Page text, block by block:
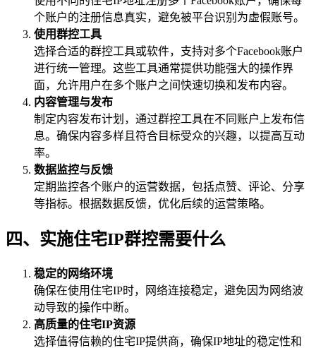
个账户的注册信息真实，避免被平台识别为虚假账号。
使用群控工具
选择合适的群控工具或软件，支持对多个Facebook账户
进行统一管理。这些工具通常提供功能强大的操作界
面，允许用户在多个账户之间快速切换和发布内容。
内容管理与发布
制定内容发布计划，通过群控工具在不同账户上发布信
息。确保内容多样且符合目标受众的兴趣，以提高互动
率。
数据监控与反馈
定期监控各个账户的运营数据，包括点赞、评论、分享
等指标。根据数据反馈，优化后续的运营策略。
四、实施住宅IP群控需要什么
稳定的网络环境
确保在使用住宅IP时，网络连接稳定，避免因为网络波
动导致的操作中断。
高质量的住宅IP资源
选择值得信赖的住宅IP提供商，确保IP地址的稳定性和